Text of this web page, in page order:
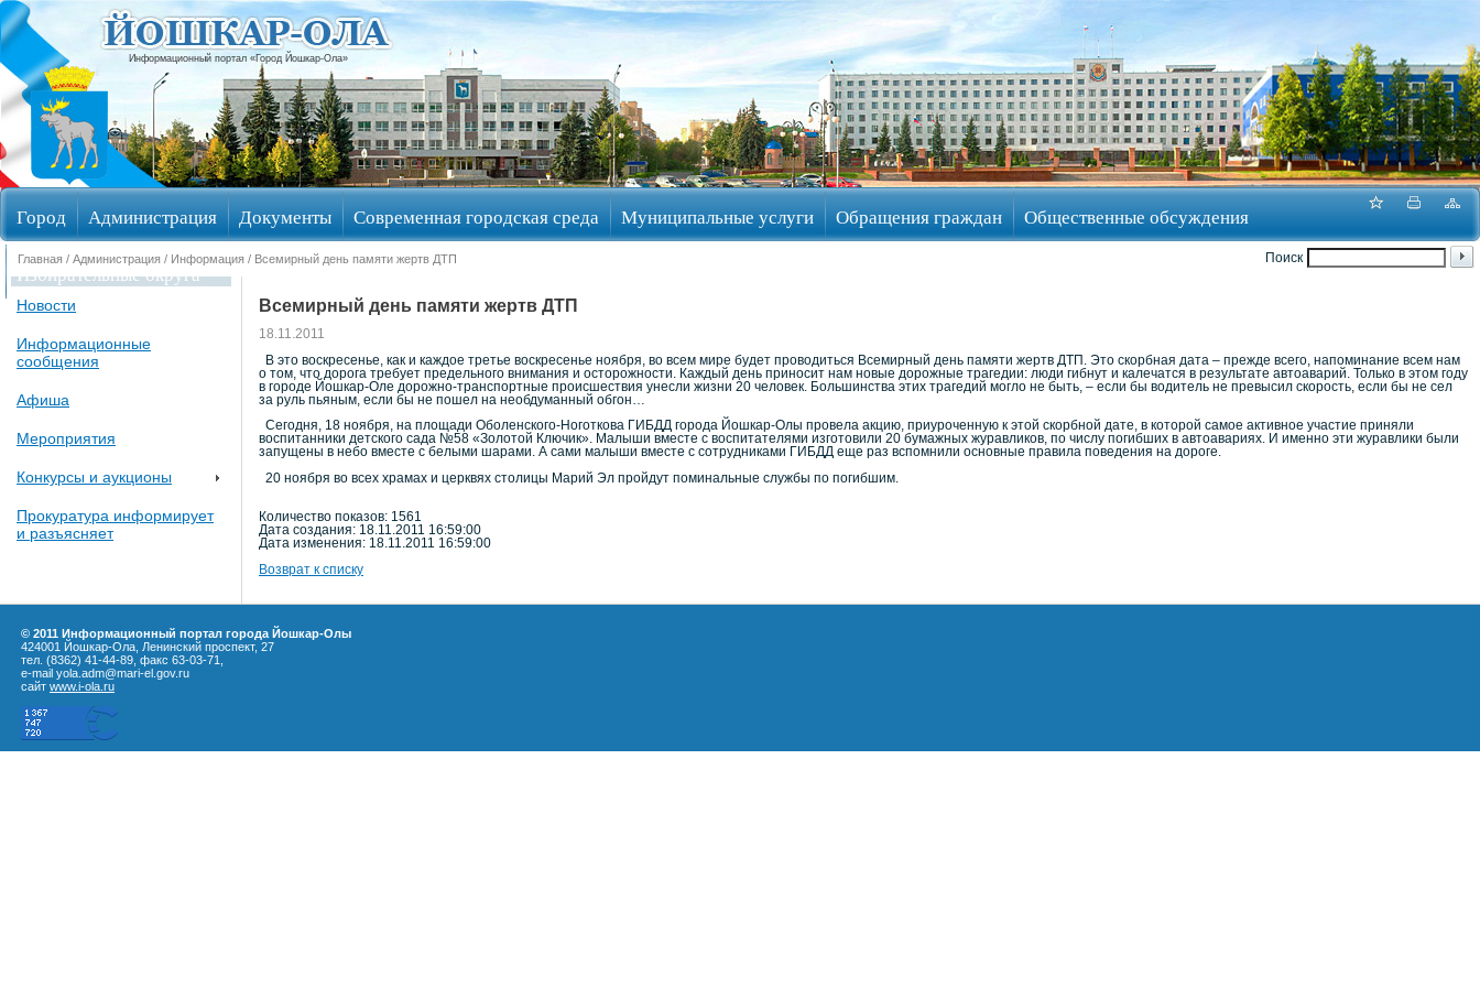
Информационный портал «Город Йошкар-Ола»
Город Администрация Документы Современная городская среда Муниципальные услуги Обращения граждан Общественные обсуждения
Избирательные округа
Поиск
Главная / Администрация / Информация / Всемирный день памяти жертв ДТП
Новости
Информационные
сообщения
Афиша
Мероприятия
Конкурсы и аукционы
Прокуратура информирует
и разъясняет
Всемирный день памяти жертв ДТП
18.11.2011
В это воскресенье, как и каждое третье воскресенье ноября, во всем мире будет проводиться Всемирный день памяти жертв ДТП. Это скорбная дата – прежде всего, напоминание всем нам
о том, что дорога требует предельного внимания и осторожности. Каждый день приносит нам новые дорожные трагедии: люди гибнут и калечатся в результате автоаварий. Только в этом году
в городе Йошкар-Оле дорожно-транспортные происшествия унесли жизни 20 человек. Большинства этих трагедий могло не быть, – если бы водитель не превысил скорость, если бы не сел
за руль пьяным, если бы не пошел на необдуманный обгон…
Сегодня, 18 ноября, на площади Оболенского-Ноготкова ГИБДД города Йошкар-Олы провела акцию, приуроченную к этой скорбной дате, в которой самое активное участие приняли
воспитанники детского сада №58 «Золотой Ключик». Малыши вместе с воспитателями изготовили 20 бумажных журавликов, по числу погибших в автоавариях. И именно эти журавлики были
запущены в небо вместе с белыми шарами. А сами малыши вместе с сотрудниками ГИБДД еще раз вспомнили основные правила поведения на дороге.
20 ноября во всех храмах и церквях столицы Марий Эл пройдут поминальные службы по погибшим.
Количество показов: 1561
Дата создания: 18.11.2011 16:59:00
Дата изменения: 18.11.2011 16:59:00
Возврат к списку
© 2011 Информационный портал города Йошкар-Олы
424001 Йошкар-Ола, Ленинский проспект, 27
тел. (8362) 41-44-89, факс 63-03-71,
e-mail yola.adm@mari-el.gov.ru
сайт www.i-ola.ru